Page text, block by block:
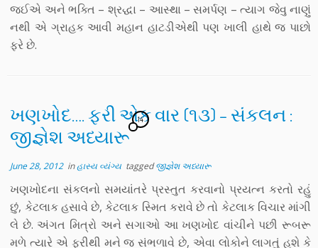
જઈએ અને ભક્તિ – શ્રદ્ધા – આસ્થા – સમર્પણ – ત્યાગ જેવુ નાણું
નથી એ ગ્રાહક આવી મહાન હાટડીએથી પણ ખાલી હાથે જ પાછો
ફરે છે.
ખણખોદ…. ફરી એક વાર (૧૩) – સંકલન :
જીજ્ઞેશ અધ્યારૂ
14
June 28, 2012inહાસ્ય વ્યંગ્ય taggedજીજ્ઞેશ અધ્યારૂ
ખણખોદના સંકલનો સમયાંતરે પ્રસ્તુત કરવાનો પ્રયત્ન કરતો રહું
છું, કેટલાક હસાવે છે, કેટલાક સ્મિત કરાવે છે તો કેટલાક વિચાર માંગી
લે છે. અંગત મિત્રો અને સગાઓ આ ખણખોદ વાંચીને પછી રૂબરૂ
મળે ત્યારે એ ફરીથી મને જ સંભળાવે છે, એવા લોકોને લાગતું હશે કે